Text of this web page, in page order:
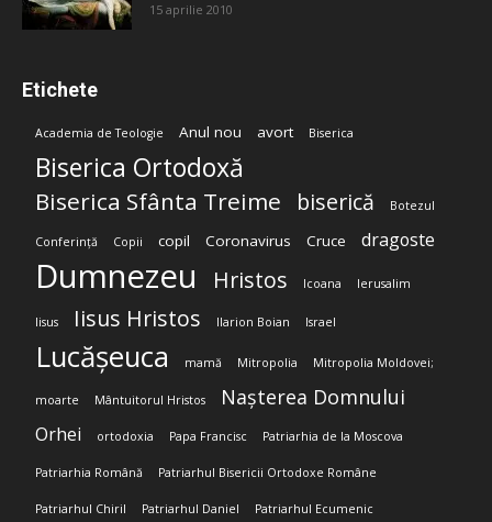
15 aprilie 2010
Etichete
Academia de Teologie Anul nou avort Biserica
Biserica Ortodoxă
Biserica Sfânta Treime biserică Botezul
Conferință Copii copil Coronavirus Cruce dragoste
Dumnezeu Hristos Icoana Ierusalim
Iisus Iisus Hristos Ilarion Boian Israel
Lucășeuca mamă Mitropolia Mitropolia Moldovei;
moarte Mântuitorul Hristos Nașterea Domnului
Orhei ortodoxia Papa Francisc Patriarhia de la Moscova
Patriarhia Română Patriarhul Bisericii Ortodoxe Române
Patriarhul Chiril Patriarhul Daniel Patriarhul Ecumenic